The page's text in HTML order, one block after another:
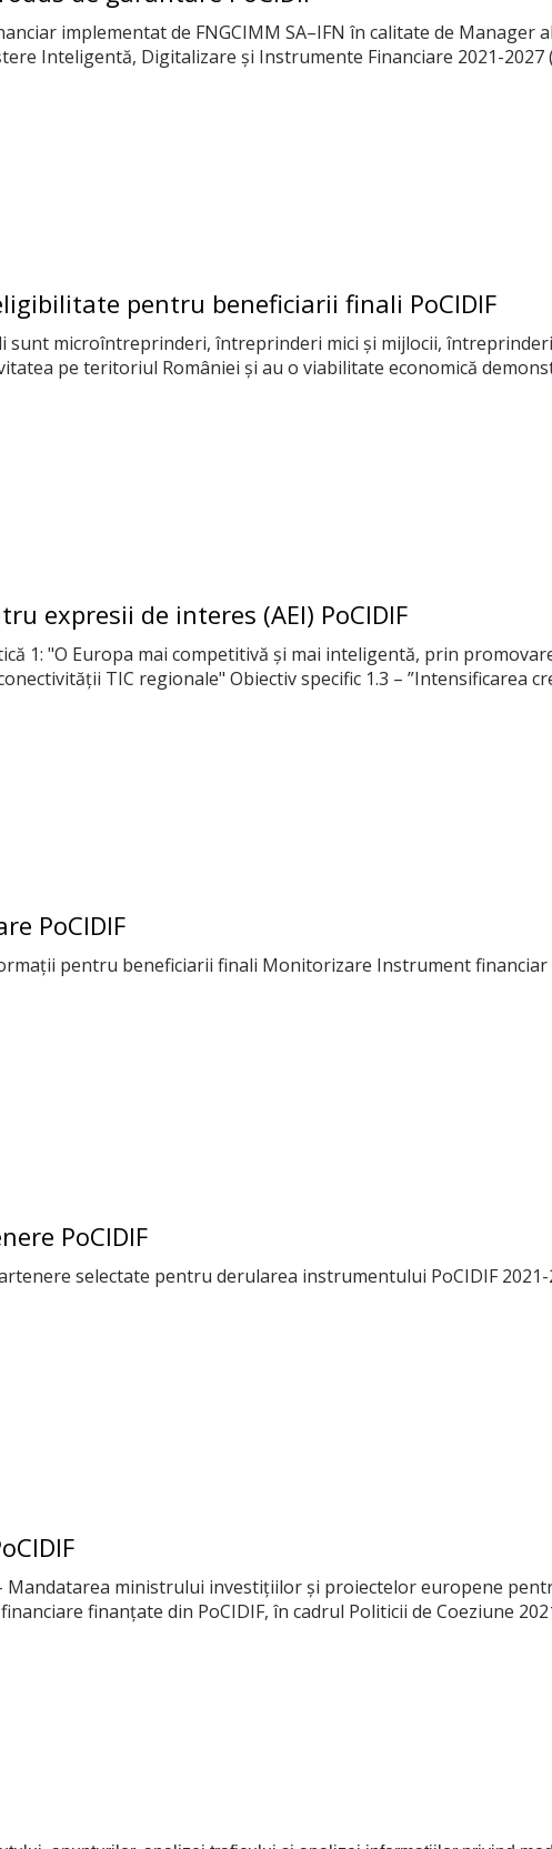
implementat de FNGCIMM SA–IFN în calitate de Manager
Inteligentă, Digitalizare și Instrumente Financiare 2021-2027
pentru beneficiarii finali PoCIDIF
sunt microîntreprinderi, întreprinderi mici și mijlocii,
pe teritoriul României și au o viabilitate economică
expresii de interes (AEI) PoCIDIF
1: "O Europa mai competitivă și mai inteligentă, prin
TIC regionale" Obiectiv specific 1.3 – ”Intensificarea
PoCIDIF
pentru beneficiarii finali Monitorizare Instrument financiar
PoCIDIF
selectate pentru derularea instrumentului PoCIDIF 2021-
Mandatarea ministrului investițiilor și proiectelor europene
finanțate din PoCIDIF, în cadrul Politicii de Coeziune